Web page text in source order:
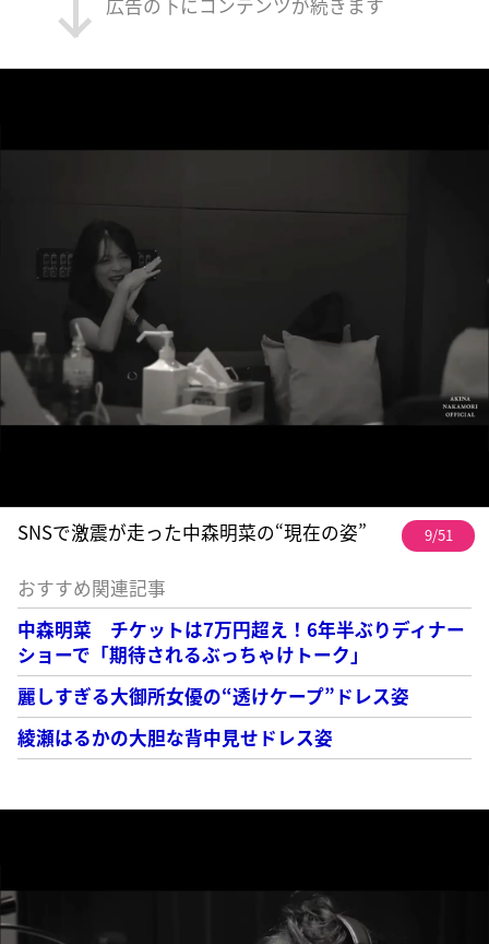
広告の下にコンテンツが続きます
SNSで激震が走った中森明菜の“現在の姿” 9/51
おすすめ関連記事
中森明菜 チケットは7万円超え！6年半ぶりディナー
ショーで「期待されるぶっちゃけトーク」
麗しすぎる大御所女優の“透けケープ”ドレス姿
綾瀬はるかの大胆な背中見せドレス姿